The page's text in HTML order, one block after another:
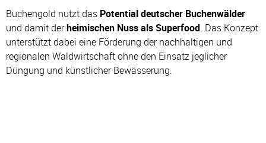
Buchengold nutzt das Potential deutscher Buchenwälder
und damit derheimischen Nuss als Superfood. Das Konzept
unterstützt dabei eine Förderung der nachhaltigen und
regionalen Waldwirtschaft ohne den Einsatz jeglicher
Düngung und künstlicher Bewässerung.